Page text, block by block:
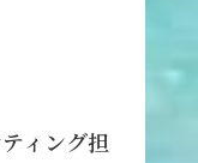
ィング担